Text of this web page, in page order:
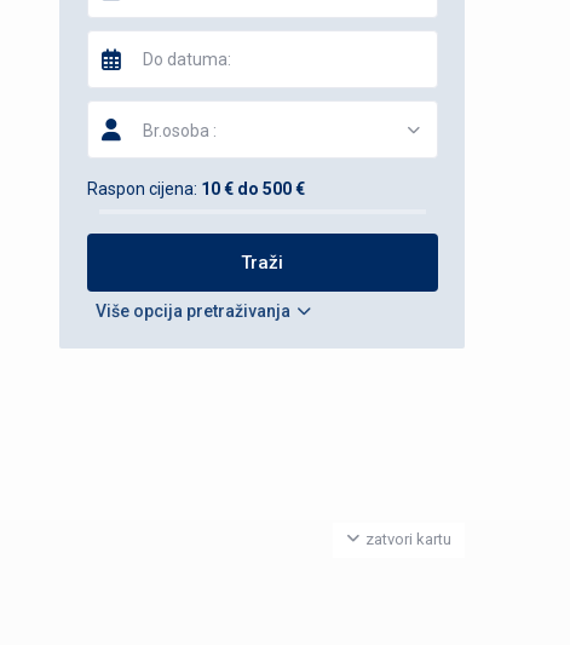
zatvori kartu
Br.osoba :
Raspon cijena: 10 € do 500 €
Više opcija pretraživanja